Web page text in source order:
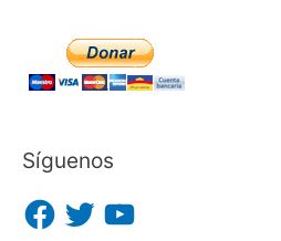
Síguenos
F
a
c
T
w
Y
o